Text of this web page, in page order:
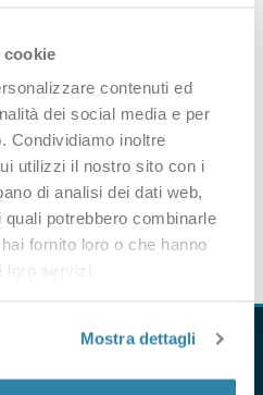
contenuti ed
dei social media e per
Condividiamo inoltre
utilizzi il nostro sito con i
di analisi dei dati web,
potrebbero combinarle
fornito loro o che hanno
loro servizi.
Mostra dettagli